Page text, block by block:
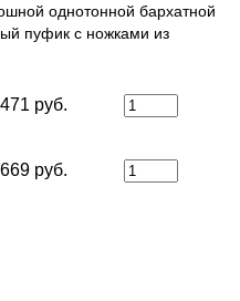
однотонной бархатной
пуфик с ножками из
руб.
руб.